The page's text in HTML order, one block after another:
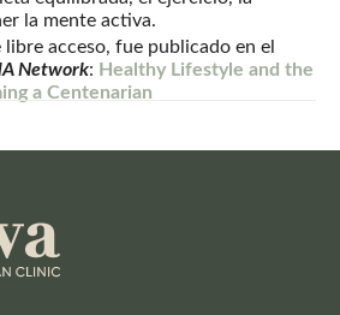
la mente activa.
acceso, fue publicado en el
Network: Healthy Lifestyle and the
a Centenarian